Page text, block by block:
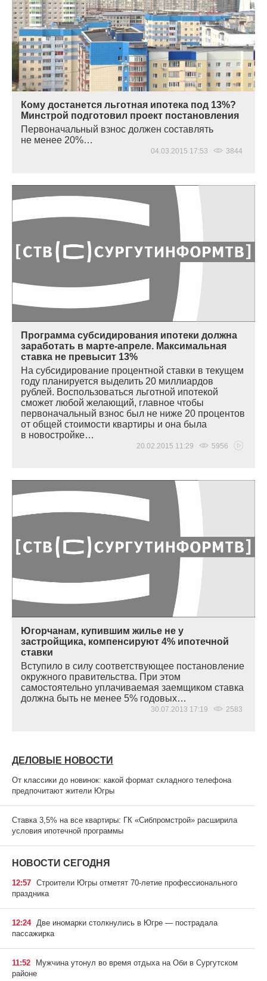
Кому достанется льготная ипотека под 13%?
Минстрой подготовил проект постановления
Первоначальный взнос должен составлять
не менее 20%…
04.03.2015 17:53 3844
Программа субсидирования ипотеки должна
заработать в марте-апреле. Максимальная
ставка не превысит 13%
На субсидирование процентной ставки в текущем
году планируется выделить 20 миллиардов
рублей. Воспользоваться льготной ипотекой
сможет любой желающий, главное чтобы
первоначальный взнос был не ниже 20 процентов
от общей стоимости квартиры и она была
в новостройке…
20.02.2015 11:29 5956
Югорчанам, купившим жилье не у
застройщика, компенсируют 4% ипотечной
ставки
Вступило в силу соответствующее постановление
окружного правительства. При этом
самостоятельно уплачиваемая заемщиком ставка
должна быть не менее 5% годовых…
30.07.2013 17:19 2583
ДЕЛОВЫЕ НОВОСТИ
От классики до новинок: какой формат складного телефона
предпочитают жители Югры
Ставка 3,5% на все квартиры: ГК «Сибпромстрой» расширила
условия ипотечной программы
НОВОСТИ СЕГОДНЯ
12:57 Строители Югры отметят 70-летие профессионального
праздника
12:24
Две иномарки столкнулись в Югре — пострадала
пассажирка
11:52
Мужчина утонул во время отдыха на Оби в Сургутском
районе